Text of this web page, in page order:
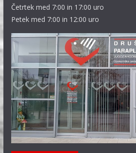
Četrtek med 7:00 in 17:00 uro
Petek med 7:00 in 12:00 uro